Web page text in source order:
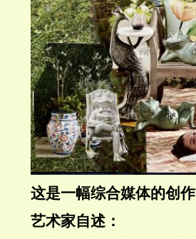
这是一幅综合媒体的创作
艺术家自述：